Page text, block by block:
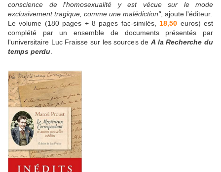
conscience de l'homosexualité y est vécue sur le mode
exclusivement tragique, comme une malédiction", ajoute l'éditeur.
Le volume (180 pages + 8 pages fac-similés, 18,50 euros) est
complété par un ensemble de documents présentés par
l'universitaire Luc Fraisse sur les sources de A la Recherche du
temps perdu